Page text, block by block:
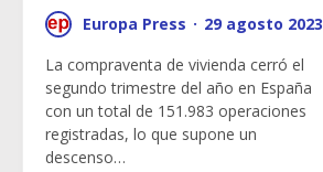
Europa Press · 29 agosto 2023
La compraventa de vivienda cerró el
segundo trimestre del año en España
con un total de 151.983 operaciones
registradas, lo que supone un
descenso…